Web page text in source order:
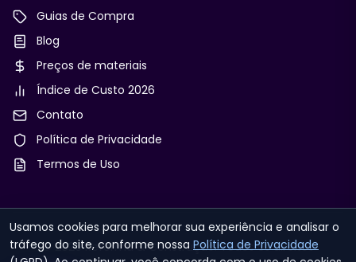
Guias de Compra
Blog
Preços de materiais
Índice de Custo 2026
Contato
Política de Privacidade
Termos de Uso
© 2026 Reforma & Construção. Todos os direitos
Usamos cookies para melhorar sua experiência e analisar o
tráfego do site, conforme nossa Política de Privacidade